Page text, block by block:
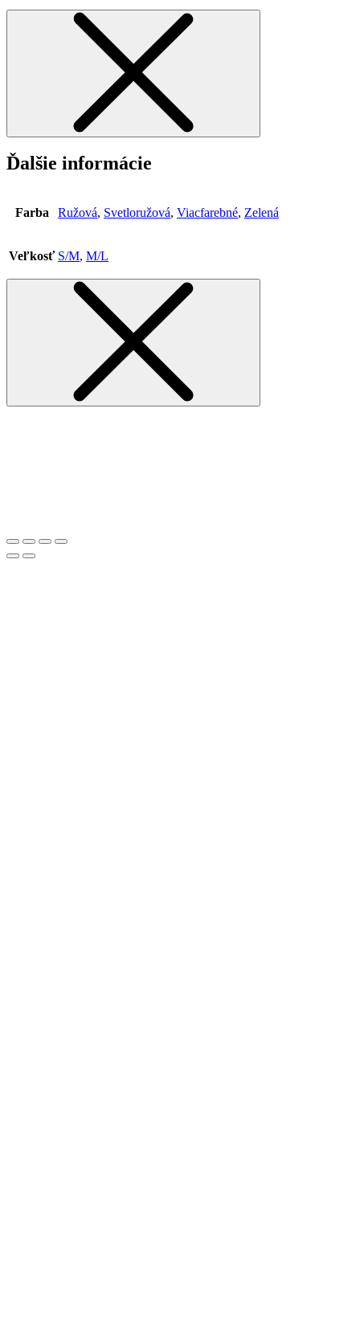
Ďalšie informácie
Farba Ružová, Svetloružová, Viacfarebné, Zelená
Veľkosť S/M, M/L